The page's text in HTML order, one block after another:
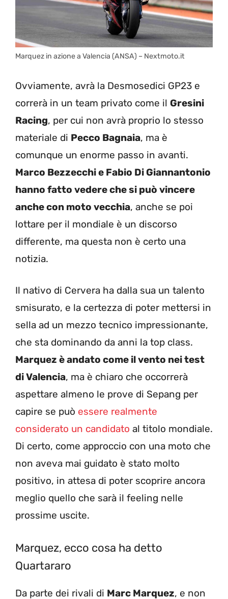
Marquez in azione a Valencia (ANSA) – Nextmoto.it
Ovviamente, avrà la Desmosedici GP23 e
correrà in un team privato come il Gresini
Racing, per cui non avrà proprio lo stesso
materiale di Pecco Bagnaia, ma è
comunque un enorme passo in avanti.
Marco Bezzecchi e Fabio Di Giannantonio
hanno fatto vedere che si può vincere
anche con moto vecchia, anche se poi
lottare per il mondiale è un discorso
differente, ma questa non è certo una
notizia.
Il nativo di Cervera ha dalla sua un talento
smisurato, e la certezza di poter mettersi in
sella ad un mezzo tecnico impressionante,
che sta dominando da anni la top class.
Marquez è andato come il vento nei test
di Valencia, ma è chiaro che occorrerà
aspettare almeno le prove di Sepang per
capire se può essere realmente
considerato un candidato al titolo mondiale.
Di certo, come approccio con una moto che
non aveva mai guidato è stato molto
positivo, in attesa di poter scoprire ancora
meglio quello che sarà il feeling nelle
prossime uscite.
Marquez, ecco cosa ha detto
Quartararo
Da parte dei rivali di Marc Marquez, e non